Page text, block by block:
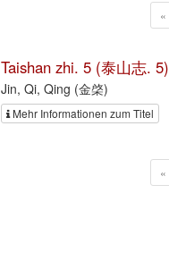
«
Taishan zhi. 5 (泰山志. 5)
Jin, Qi, Qing (金棨)
Mehr Informationen zum Titel
«